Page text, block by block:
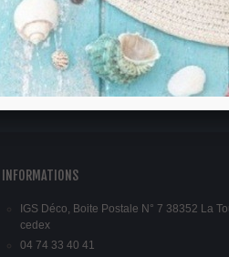
porte 100 kg, pivot libre sans blocage de la
INFORMATIONS
IGS Déco, Boite Postale N° 7 38352 La
cedex
04 74 33 40 41